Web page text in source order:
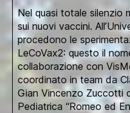
Nel quasi totale silenzio
sui nuovi vaccini.
procedono le
LeCoVax2: questo il
collaborazione con
coordinato in team da
Gian Vincenzo Zuccotti
Pediatrica “Romeo ed